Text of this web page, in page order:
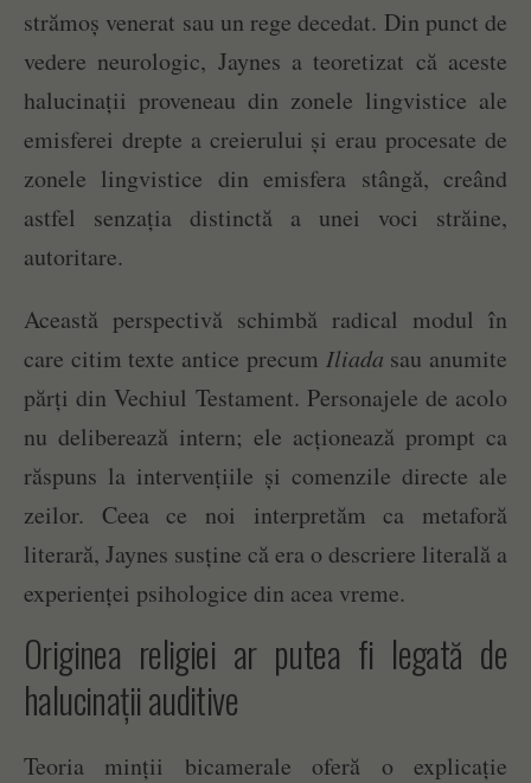
strămoș venerat sau un rege decedat. Din punct de
vedere neurologic, Jaynes a teoretizat că aceste
halucinații proveneau din zonele lingvistice ale
emisferei drepte a creierului și erau procesate de
zonele lingvistice din emisfera stângă, creând
astfel senzația distinctă a unei voci străine,
autoritare.
Această perspectivă schimbă radical modul în
care citim texte antice precum Iliada sau anumite
părți din Vechiul Testament. Personajele de acolo
nu deliberează intern; ele acționează prompt ca
răspuns la intervențiile și comenzile directe ale
zeilor. Ceea ce noi interpretăm ca metaforă
literară, Jaynes susține că era o descriere literală a
experienței psihologice din acea vreme.
Originea religiei ar putea fi legată de
halucinații auditive
Teoria minții bicamerale oferă o explicație